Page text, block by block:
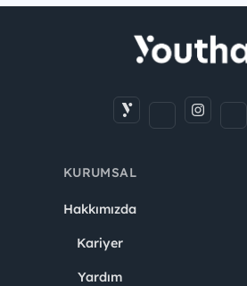
KURUMSAL
Hakkımızda
Kariyer
Yardım